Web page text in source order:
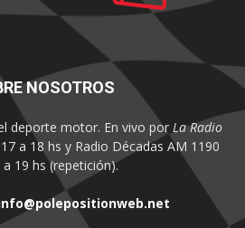
NOSOTROS
deporte motor. En vivo por La Radio
a 18 hs y Radio Décadas AM 1190
a 19 hs (repetición).